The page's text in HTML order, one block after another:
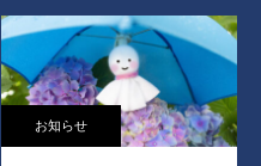
お知らせ